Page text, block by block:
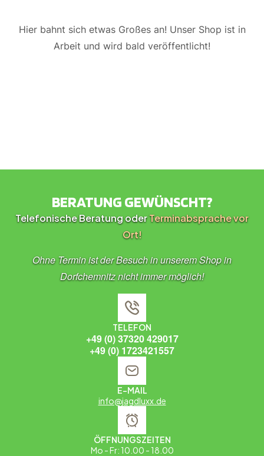
Hier bahnt sich etwas Großes an! Unser Shop ist in
Arbeit und wird bald veröffentlicht!
BERATUNG GEWÜNSCHT?
Telefonische Beratung oderTerminabsprache vor
Ort!
Ohne Termin ist der Besuch in unserem Shop in
Dorfchemnitz nicht immer möglich!
TELEFON
+49 (0) 37320 429017
+49 (0) 1723421557
E-MAIL
info@jagdluxx.de
ÖFFNUNGSZEITEN
Mo - Fr: 10.00 - 18.00